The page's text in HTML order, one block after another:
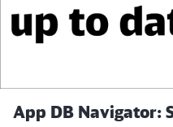
App DB Navigator: